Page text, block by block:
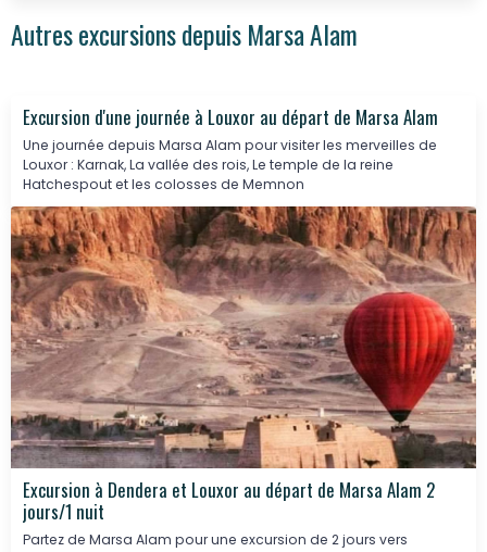
Autres excursions depuis Marsa Alam
Excursion d'une journée à Louxor au départ de Marsa Alam
Une journée depuis Marsa Alam pour visiter les merveilles de
Louxor : Karnak, La vallée des rois, Le temple de la reine
Hatchespout et les colosses de Memnon
Excursion à Dendera et Louxor au départ de Marsa Alam 2
jours/1 nuit
Partez de Marsa Alam pour une excursion de 2 jours vers